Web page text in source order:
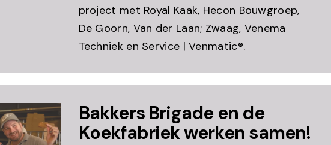
project met Royal Kaak, Hecon Bouwgroep,
De Goorn, Van der Laan; Zwaag, Venema
Techniek en Service | Venmatic®.
Bakkers Brigade en de
Koekfabriek werken samen!